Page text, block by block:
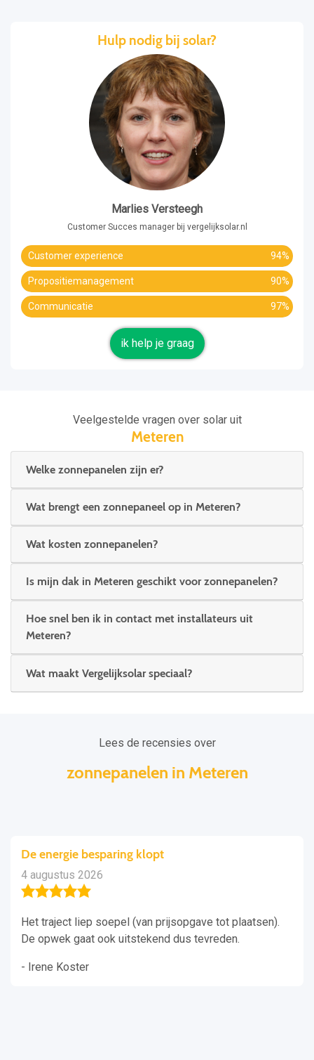
Hulp nodig bij solar?
Marlies Versteegh
Customer Succes manager bij vergelijksolar.nl
Customer experience 94%
Propositiemanagement 90%
Communicatie 97%
ik help je graag
Veelgestelde vragen over solar uit
Meteren
Welke zonnepanelen zijn er?
Wat brengt een zonnepaneel op in Meteren?
Wat kosten zonnepanelen?
Is mijn dak in Meteren geschikt voor zonnepanelen?
Hoe snel ben ik in contact met installateurs uit
Meteren?
Wat maakt Vergelijksolar speciaal?
Lees de recensies over
zonnepanelen in Meteren
De energie besparing klopt
4 augustus 2026
Het traject liep soepel (van prijsopgave tot plaatsen).
De opwek gaat ook uitstekend dus tevreden.
- Irene Koster